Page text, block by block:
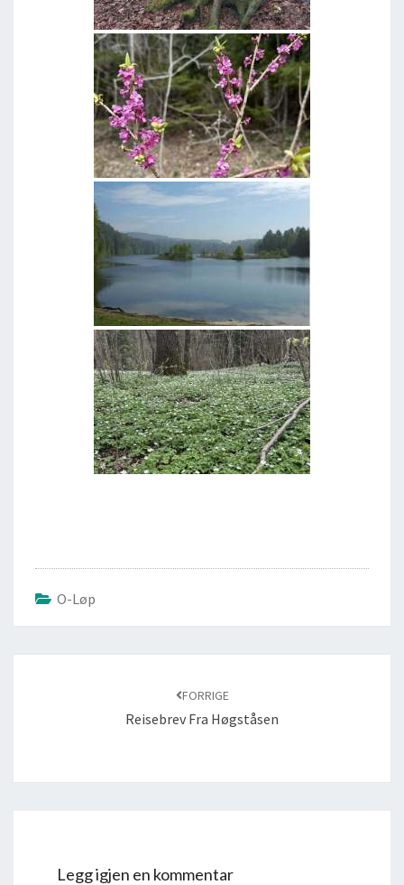
O-Løp
FORRIGE
Reisebrev Fra Høgståsen
Legg igjen en kommentar